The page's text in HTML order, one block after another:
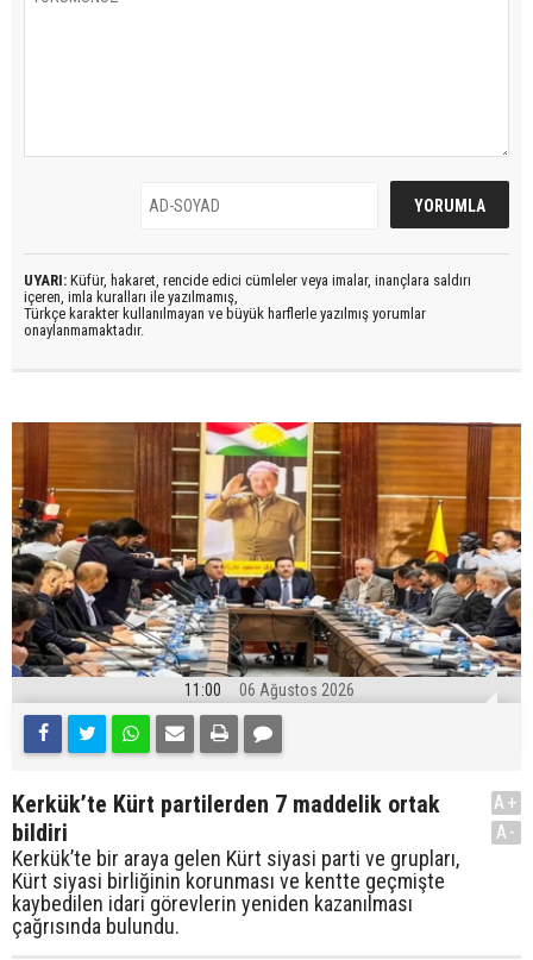
UYARI: Küfür, hakaret, rencide edici cümleler veya imalar, inançlara saldırı
içeren, imla kuralları ile yazılmamış,
Türkçe karakter kullanılmayan ve büyük harflerle yazılmış yorumlar
onaylanmamaktadır.
11:00 06 Ağustos 2026
Kerkük’te Kürt partilerden 7 maddelik ortak
bildiri
Kerkük’te bir araya gelen Kürt siyasi parti ve grupları,
Kürt siyasi birliğinin korunması ve kentte geçmişte
kaybedilen idari görevlerin yeniden kazanılması
çağrısında bulundu.
A+
A-